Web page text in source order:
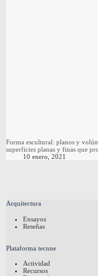
Forma escultural: planos y
superficies planas y finas que
10 enero, 2021
Arquitectura
Ensayos
Reseñas
Plataforma tecnne
Actividad
Recursos